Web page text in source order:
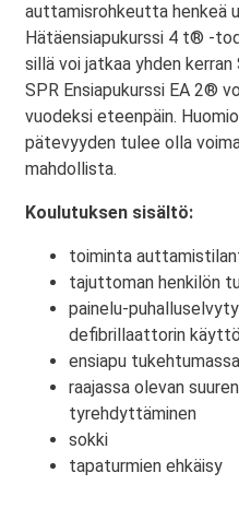
auttamisrohkeutta henkeä
Hätäensiapukurssi 4 t® -
sillä voi jatkaa yhden
SPR Ensiapukurssi EA 2®
vuodeksi eteenpäin.
pätevyyden tulee olla
mahdollista.
Koulutuksen sisältö:
toiminta
tajuttoman henkilön
painelu-
defibrillaattorin käyttö
ensiapu
raajassa olevan
tyrehdyttäminen
sokki
tapaturmien ehkäisy